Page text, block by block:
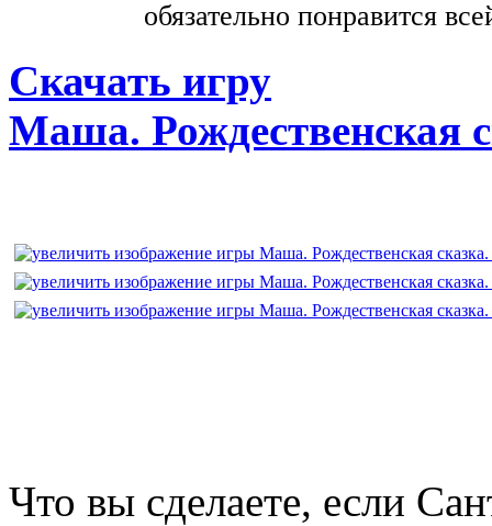
обязательно понравится
Скачать игру
Маша. Рождественская
Что вы сделаете, если